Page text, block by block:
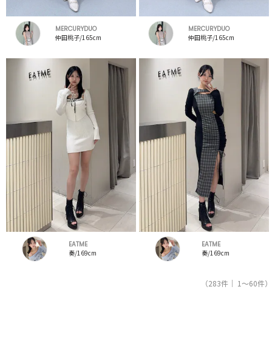
MERCURYDUO
仲田桃子/165cm
MERCURYDUO
仲田桃子/165cm
EATME
奏/169cm
EATME
奏/169cm
（283件｜ 1～60件）